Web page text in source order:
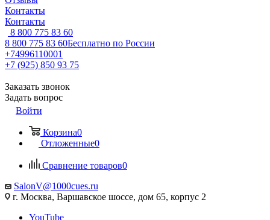
Контакты
Контакты
8 800 775 83 60
8 800 775 83 60Бесплатно по России
+74996110001
+7 (925) 850 93 75
Заказать звонок
Задать вопрос
Войти
Корзина0
Отложенные0
Сравнение товаров0
SalonV@1000cues.ru
г. Москва, Варшавское шоссе, дом 65, корпус 2
YouTube